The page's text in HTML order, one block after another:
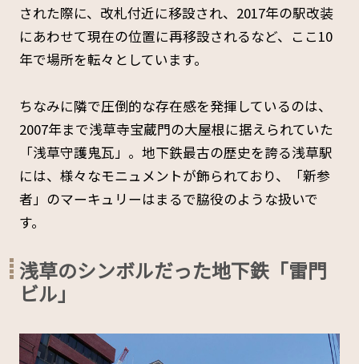
された際に、改札付近に移設され、2017年の駅改装
にあわせて現在の位置に再移設されるなど、ここ10
年で場所を転々としています。
ちなみに隣で圧倒的な存在感を発揮しているのは、
2007年まで浅草寺宝蔵門の大屋根に据えられていた
「浅草守護鬼瓦」。地下鉄最古の歴史を誇る浅草駅
には、様々なモニュメントが飾られており、「新参
者」のマーキュリーはまるで脇役のような扱いで
す。
浅草のシンボルだった地下鉄「雷門
ビル」